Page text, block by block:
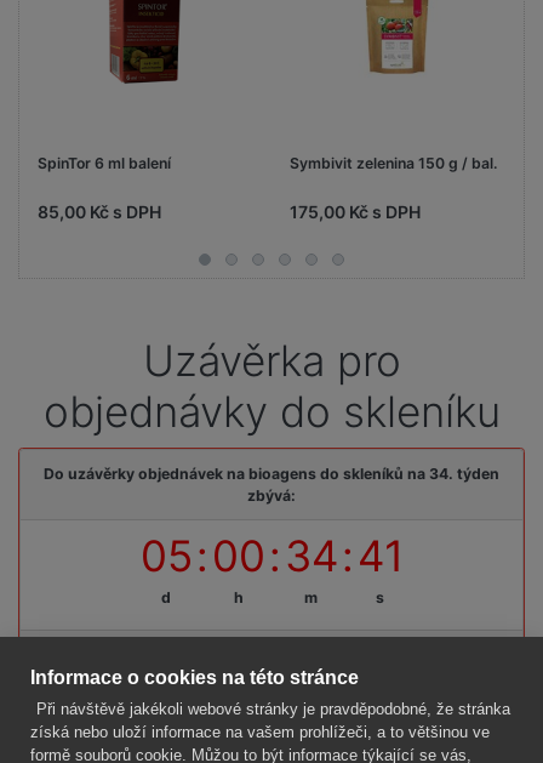
SpinTor 6 ml balení
85,00 Kč s DPH
Symbivit zelenina 150 g / bal.
175,00 Kč s DPH
Uzávěrka pro
objednávky do skleníku
Do uzávěrky objednávek na bioagens do skleníků na 34. týden
zbývá:
05
d
:00
h
:34
m
:41
s
Informace o cookies na této stránce
Při návštěvě jakékoli webové stránky je pravděpodobné, že stránka
získá nebo uloží informace na vašem prohlížeči, a to většinou ve
formě souborů cookie. Můžou to být informace týkající se vás,